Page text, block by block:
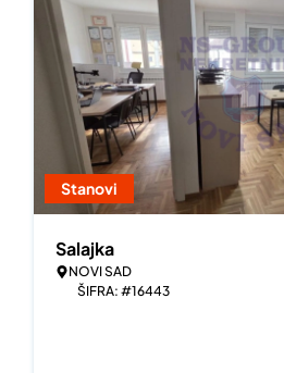
Stanovi
Salajka
NOVI SAD
ŠIFRA: #16443